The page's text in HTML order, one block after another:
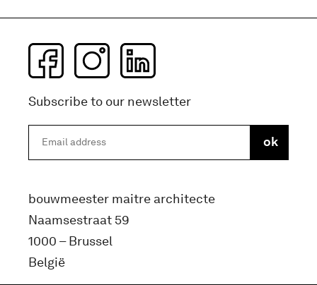
Subscribe to our newsletter
bouwmeester maitre architecte
Naamsestraat 59
1000 – Brussel
België